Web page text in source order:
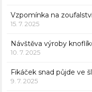
Vzpomínka na
15. 7. 2025
Návštěva výroby
10. 7. 2025
Fikáček snad půjde ve
9. 7. 2025